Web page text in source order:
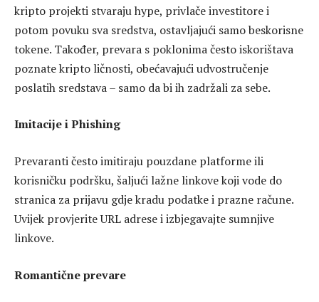
kripto projekti stvaraju hype, privlače investitore i
potom povuku sva sredstva, ostavljajući samo beskorisne
tokene. Također, prevara s poklonima često iskorištava
poznate kripto ličnosti, obećavajući udvostručenje
poslatih sredstava – samo da bi ih zadržali za sebe.
Imitacije i Phishing
Prevaranti često imitiraju pouzdane platforme ili
korisničku podršku, šaljući lažne linkove koji vode do
stranica za prijavu gdje kradu podatke i prazne račune.
Uvijek provjerite URL adrese i izbjegavajte sumnjive
linkove.
Romantične prevare